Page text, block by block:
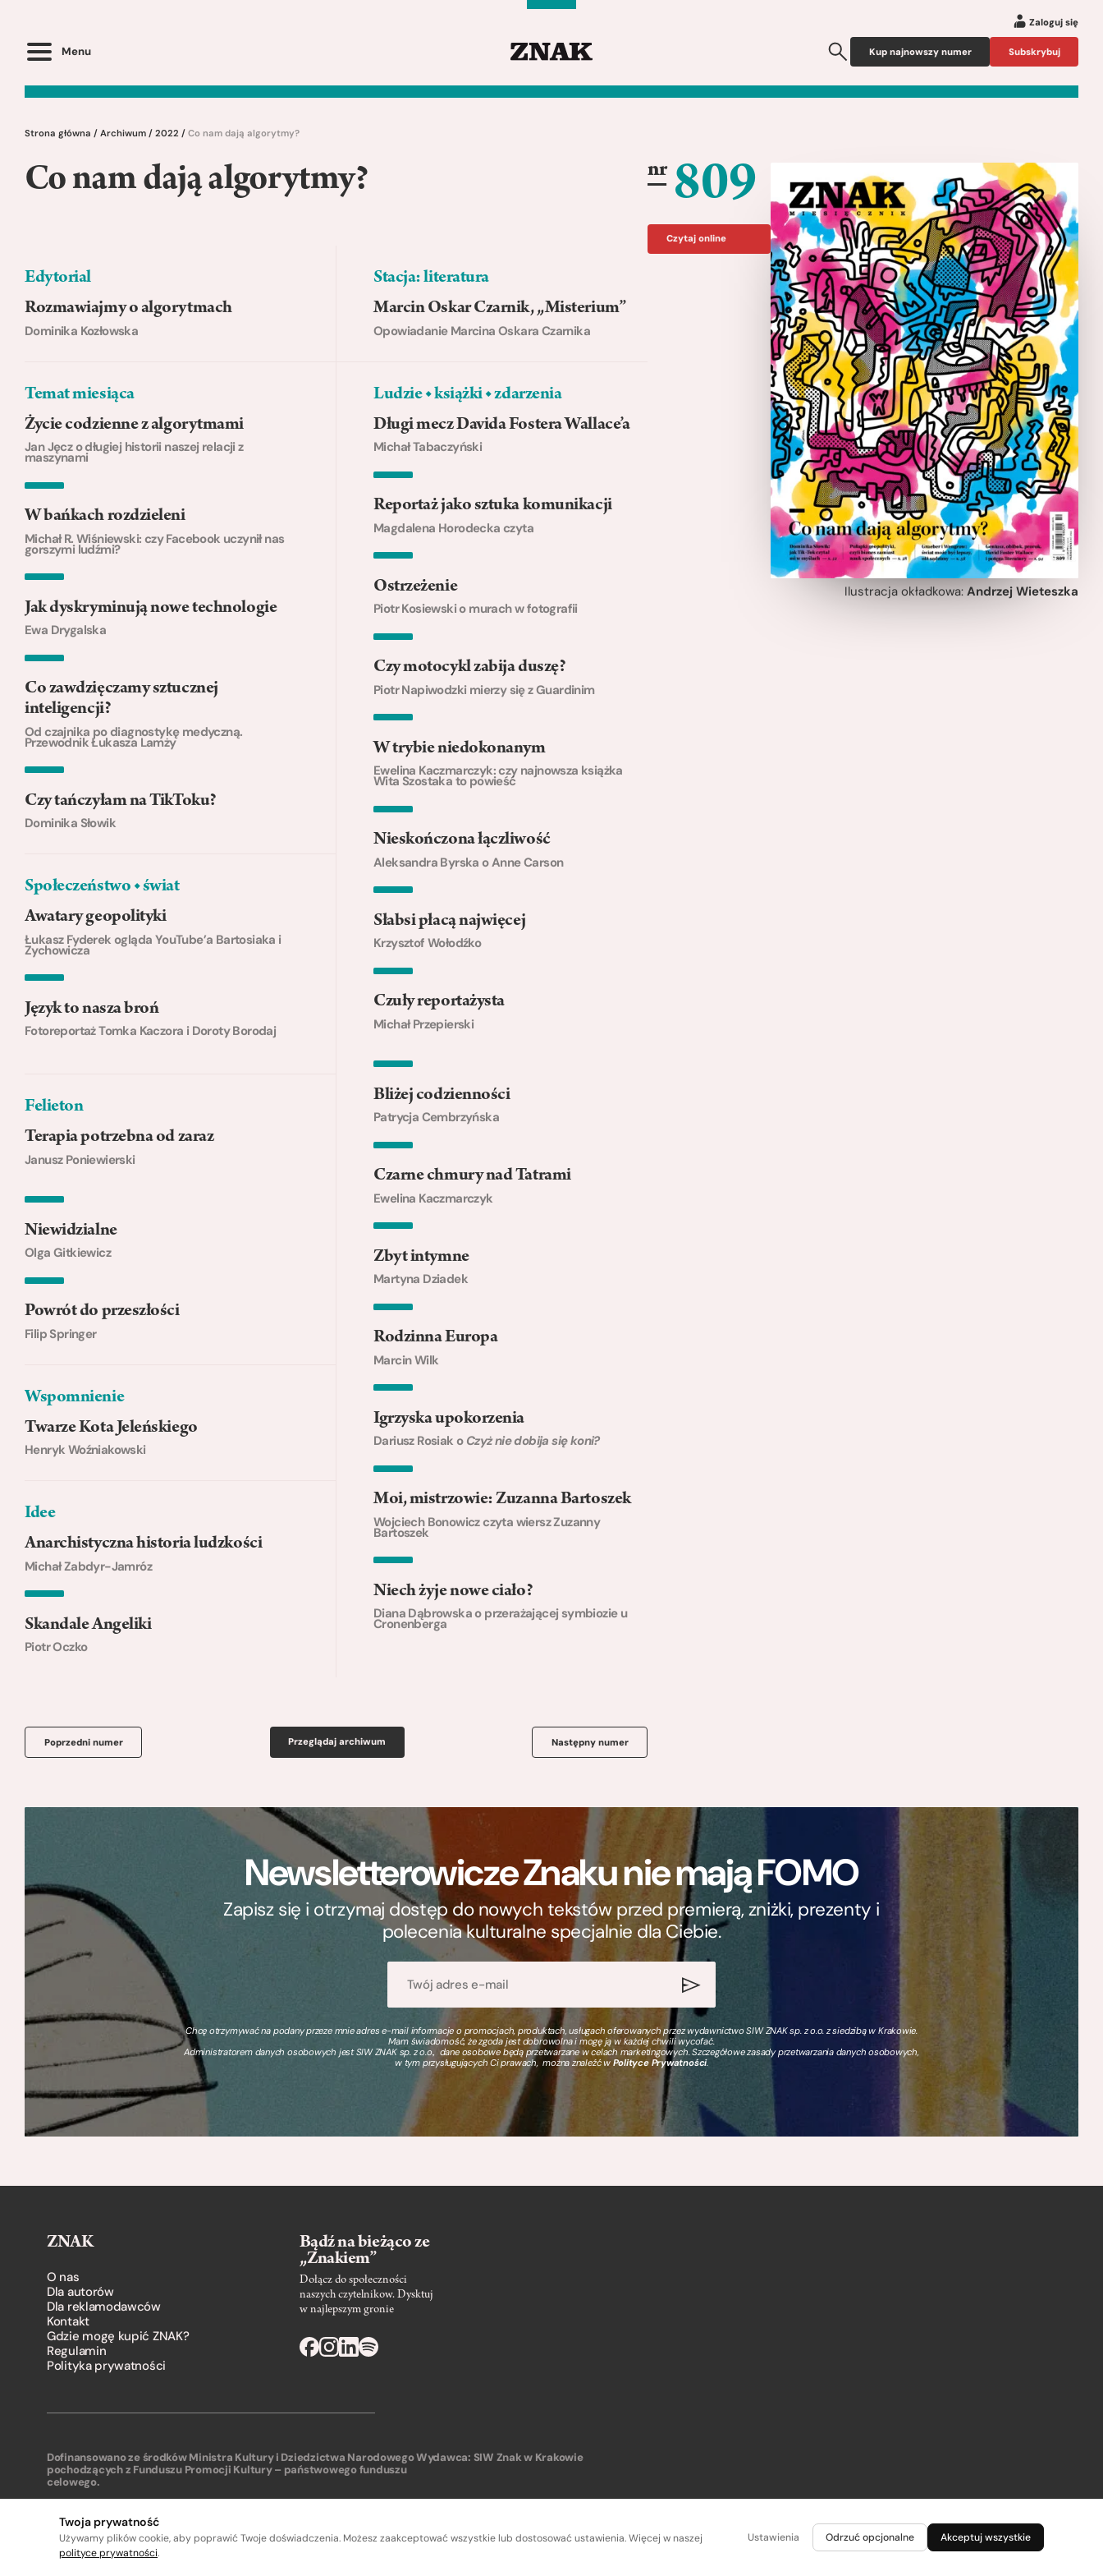
Menu
Zaloguj się
Kup najnowszy numer Subskrybuj
Strona główna / Archiwum / 2022 / Co nam dają algorytmy?
Co nam dają algorytmy?
Edytorial
Rozmawiajmy o algorytmach
Dominika Kozłowska
Temat miesiąca
Życie codzienne z algorytmami
Jan Jęcz o długiej historii naszej relacji z
maszynami
W bańkach rozdzieleni
Michał R. Wiśniewski: czy Facebook uczynił nas
gorszymi ludźmi?
Jak dyskryminują nowe technologie
Ewa Drygalska
Co zawdzięczamy sztucznej
inteligencji?
Od czajnika po diagnostykę medyczną.
Przewodnik Łukasza Lamży
Czy tańczyłam na TikToku?
Dominika Słowik
Społeczeństwo ◆ świat
Awatary geopolityki
Łukasz Fyderek ogląda YouTube’a Bartosiaka i
Zychowicza
Język to nasza broń
Fotoreportaż Tomka Kaczora i Doroty Borodaj
Felieton
Terapia potrzebna od zaraz
Janusz Poniewierski
Niewidzialne
Olga Gitkiewicz
Powrót do przeszłości
Filip Springer
Wspomnienie
Twarze Kota Jeleńskiego
Henryk Woźniakowski
Idee
Anarchistyczna historia ludzkości
Michał Zabdyr-Jamróz
Skandale Angeliki
Piotr Oczko
Stacja: literatura
Marcin Oskar Czarnik, „Misterium”
Opowiadanie Marcina Oskara Czarnika
Ludzie ◆ książki ◆ zdarzenia
Długi mecz Davida Fostera Wallace’a
Michał Tabaczyński
Reportaż jako sztuka komunikacji
Magdalena Horodecka czyta
Ostrzeżenie
Piotr Kosiewski o murach w fotografii
Czy motocykl zabija duszę?
Piotr Napiwodzki mierzy się z Guardinim
W trybie niedokonanym
Ewelina Kaczmarczyk: czy najnowsza książka
Wita Szostaka to powieść
Nieskończona łączliwość
Aleksandra Byrska o Anne Carson
Słabsi płacą najwięcej
Krzysztof Wołodźko
Czuły reportażysta
Michał Przepierski
Bliżej codzienności
Patrycja Cembrzyńska
Czarne chmury nad Tatrami
Ewelina Kaczmarczyk
Zbyt intymne
Martyna Dziadek
Rodzinna Europa
Marcin Wilk
Igrzyska upokorzenia
Dariusz Rosiak o Czyż nie dobija się koni?
Moi, mistrzowie: Zuzanna Bartoszek
Wojciech Bonowicz czyta wiersz Zuzanny
Bartoszek
Niech żyje nowe ciało?
Diana Dąbrowska o przerażającej symbiozie u
Cronenberga
Poprzedni numer Przeglądaj archiwum Następny numer
nr 809
Czytaj online
Ilustracja okładkowa: Andrzej Wieteszka
Newsletterowicze Znaku nie mają FOMO
Zapisz się i otrzymaj dostęp do nowych tekstów przed premierą, zniżki, prezenty i
polecenia kulturalne specjalnie dla Ciebie.
Chcę otrzymywać na podany przeze mnie adres e-mail informacje o promocjach, produktach, usługach oferowanych przez wydawnictwo SIW ZNAK sp. z o.o. z siedzibą w Krakowie.
Mam świadomość, że zgoda jest dobrowolna i mogę ją w każdej chwili wycofać.
Administratorem danych osobowych jest SIW ZNAK sp. z o.o., dane osobowe będą przetwarzane w celach marketingowych. Szczegółowe zasady przetwarzania danych osobowych,
w tym przysługujących Ci prawach, można znaleźć wPolityce Prywatności.
ZNAK
O nas
Dla autorów
Dla reklamodawców
Kontakt
Gdzie mogę kupić ZNAK?
Regulamin
Polityka prywatności
Bądź na bieżąco ze
„Znakiem”
Dołącz do społeczności
naszych czytelnikow. Dysktuj
w najlepszym gronie
Dofinansowano ze środków Ministra Kultury i Dziedzictwa Narodowego
pochodzących z Funduszu Promocji Kultury – państwowego funduszu
celowego.
Wydawca: SIW Znak w Krakowie
Twoja prywatność
Używamy plików cookie, aby poprawić Twoje doświadczenia. Możesz zaakceptować wszystkie lub dostosować ustawienia. Więcej w naszej
polityce prywatności.
Ustawienia Odrzuć opcjonalne Akceptuj wszystkie